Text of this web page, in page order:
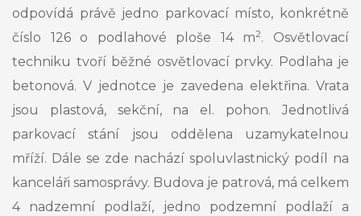
odpovídá právě jedno parkovací místo, konkrétně
číslo 126 o podlahové ploše 14 m2. Osvětlovací
techniku tvoří běžné osvětlovací prvky. Podlaha je
betonová. V jednotce je zavedena elektřina. Vrata
jsou plastová, sekční, na el. pohon. Jednotlivá
parkovací stání jsou oddělena uzamykatelnou
mříží. Dále se zde nachází spoluvlastnický podíl na
kanceláři samosprávy. Budova je patrová, má celkem
4 nadzemní podlaží, jedno podzemní podlaží a